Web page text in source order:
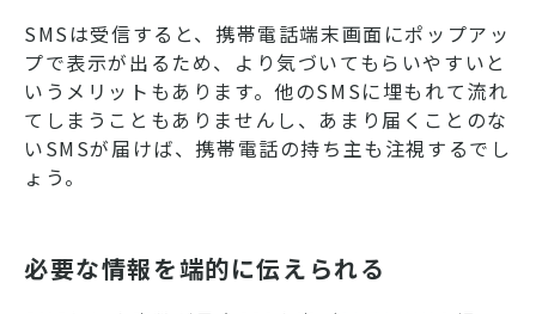
SMSは受信すると、携帯電話端末画面にポップアッ
プで表示が出るため、より気づいてもらいやすいと
いうメリットもあります。他のSMSに埋もれて流れ
てしまうこともありませんし、あまり届くことのな
いSMSが届けば、携帯電話の持ち主も注視するでし
ょう。
必要な情報を端的に伝えられる